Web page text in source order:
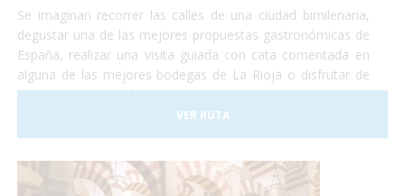
Se imaginan recorrer las calles de una ciudad bimilenaria,
degustar una de las mejores propuestas gastronómicas de
España, realizar una visita guiada con cata comentada en
alguna de las mejores bodegas de La Rioja o disfrutar de
una relajante sesión de Spa con una temática que gira
entorno del vino y del aceite de oliva? Y todo esto
adaptado a vuestras necesidades!
VER RUTA